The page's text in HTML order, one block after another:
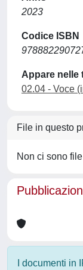
2023
Codice ISBN
Appare nelle
02.04 - Voce
File in questo
Non ci sono
I documenti